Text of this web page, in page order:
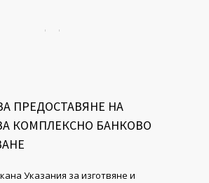
ПРЕДОСТАВЯНЕ НА
КОМПЛЕКСНО БАНКОВО
Указания за изготвяне и